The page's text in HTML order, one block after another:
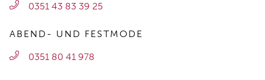
0351 43 83 39 25
ABEND- UND FESTMODE
0351 80 41 978